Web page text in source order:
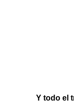
Y todo el